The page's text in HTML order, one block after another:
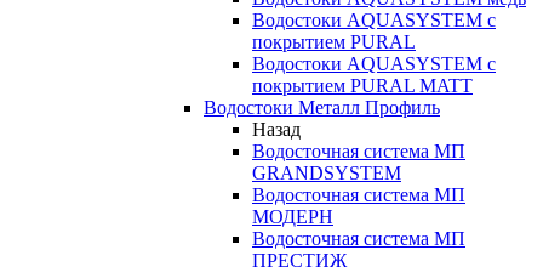
Водостоки AQUASYSTEM с
покрытием PURAL
Водостоки AQUASYSTEM с
покрытием PURAL MATT
Водостоки Металл Профиль
Назад
Водосточная система МП
GRANDSYSTEM
Водосточная система МП
МОДЕРН
Водосточная система МП
ПРЕСТИЖ